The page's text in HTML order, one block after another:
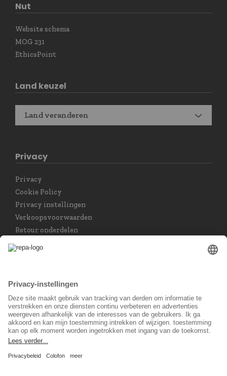
Nut
Website schema
MOG 231
EthicsPoint
Land keuzel
Land veranderen
Privacy
Privacy
Cookie Policy
Privacy instellingen
Verkoopsvoorwaarden
Retour onderdelen
Nederlands
Sociaal Netwerk